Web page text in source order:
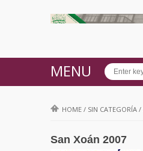
MENU
HOME / SIN CATEGORÍA /
San Xoán 2007